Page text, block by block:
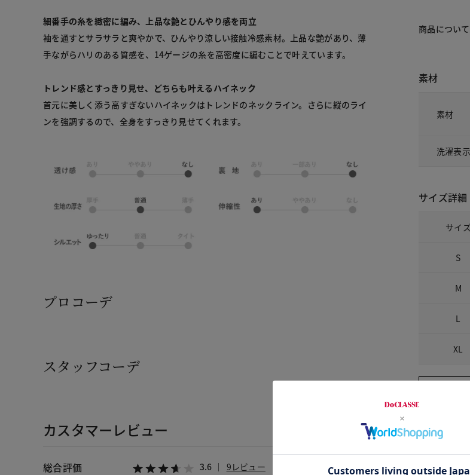
細番手の糸を緻密に編み、上品な艶とひんやり感を両立
袖を通すとサラサラと爽やかで、ひんやり涼しい接触冷感素材。上品な艶があり、薄
手ながらハリのある質感を、14ゲージの糸を高密度に編むことで叶えています。
トレンド感とすっきり見せ、どちらも叶えるハイネック
首元に美しく添う高すぎないハイネックはトレンドのネックライン。さらに縦のライ
ンを強調するので、全身をすっきり見せてくれます。
プロコーデ
スタッフコーデ
カスタマーレビュー
総合評価 3.6 9レビュー
商品につい
素材
素材
洗濯表示
サイズ詳細
サイズ
S
M
L
XL